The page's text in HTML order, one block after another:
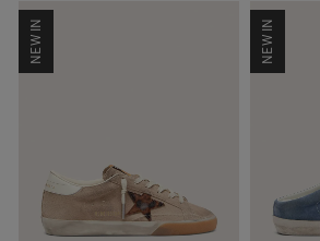
に
移
行
ツ
に
移
NEW IN NEW IN